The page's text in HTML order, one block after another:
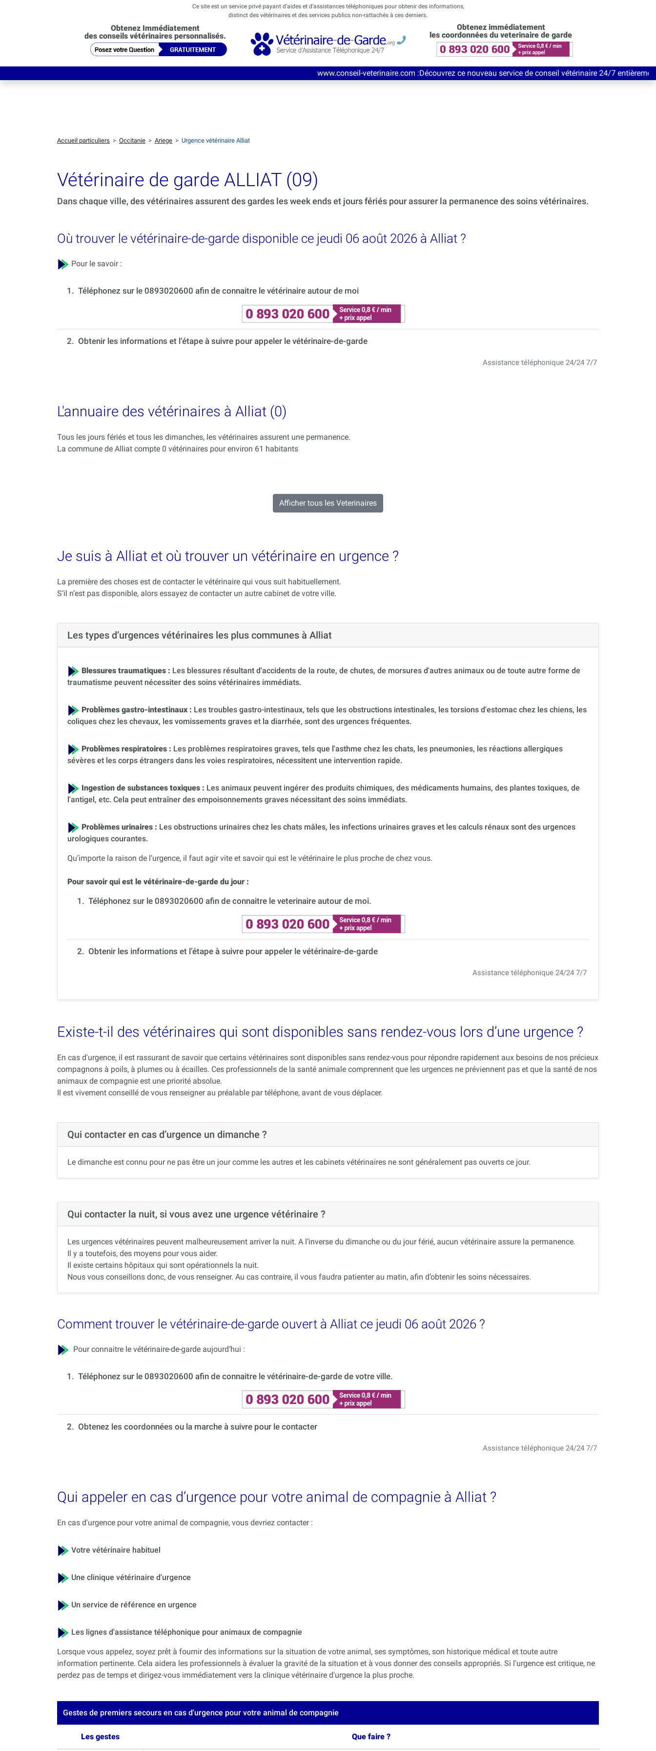
Ce site est un service privé payant d’aides et d’assistances téléphoniques pour obtenir des informations,
distinct des vétérinaires et des services publics non-rattachés à ces derniers.
Obtenez Immédiatement
des conseils vétérinaires personnalisés.
Obtenez immédiatement
les coordonnées du veterinaire de garde
www.conseil-veterinaire.com:Découvrez ce nouveau service de conseil vétérinaire 24/7 entièrement Gratuit
Accueil particuliers > Occitanie > Ariege > Urgence vétérinaire Alliat
Vétérinaire de garde ALLIAT (09)
Dans chaque ville, des vétérinaires assurent des gardes les week ends et jours fériés pour assurer la permanence des soins vétérinaires.
Où trouver le vétérinaire-de-garde disponible ce jeudi 06 août 2026 à Alliat ?
Pour le savoir :
1. Téléphonez sur le 0893020600 afin de connaitre le vétérinaire autour de moi
2. Obtenir les informations et l’étape à suivre pour appeler le vétérinaire-de-garde
Assistance téléphonique 24/24 7/7
L'annuaire des vétérinaires à Alliat (0)
Tous les jours fériés et tous les dimanches, les vétérinaires assurent une permanence.
La commune de Alliat compte 0 vétérinaires pour environ 61 habitants
Afficher tous les Veterinaires
Je suis à Alliat et où trouver un vétérinaire en urgence ?
La première des choses est de contacter le vétérinaire qui vous suit habituellement.
S’il n’est pas disponible, alors essayez de contacter un autre cabinet de votre ville.
Les types d’urgences vétérinaires les plus communes à Alliat
Blessures traumatiques : Les blessures résultant d'accidents de la route, de chutes, de morsures d'autres animaux ou de toute autre forme de
traumatisme peuvent nécessiter des soins vétérinaires immédiats.
Problèmes gastro-intestinaux : Les troubles gastro-intestinaux, tels que les obstructions intestinales, les torsions d'estomac chez les chiens, les
coliques chez les chevaux, les vomissements graves et la diarrhée, sont des urgences fréquentes.
Problèmes respiratoires : Les problèmes respiratoires graves, tels que l'asthme chez les chats, les pneumonies, les réactions allergiques
sévères et les corps étrangers dans les voies respiratoires, nécessitent une intervention rapide.
Ingestion de substances toxiques : Les animaux peuvent ingérer des produits chimiques, des médicaments humains, des plantes toxiques, de
l'antigel, etc. Cela peut entraîner des empoisonnements graves nécessitant des soins immédiats.
Problèmes urinaires : Les obstructions urinaires chez les chats mâles, les infections urinaires graves et les calculs rénaux sont des urgences
urologiques courantes.
Qu’importe la raison de l’urgence, il faut agir vite et savoir qui est le vétérinaire le plus proche de chez vous.
Pour savoir qui est le vétérinaire-de-garde du jour :
1. Téléphonez sur le 0893020600 afin de connaitre le veterinaire autour de moi.
2. Obtenir les informations et l’étape à suivre pour appeler le vétérinaire-de-garde
Assistance téléphonique 24/24 7/7
Existe-t-il des vétérinaires qui sont disponibles sans rendez-vous lors d’une urgence ?
En cas d'urgence, il est rassurant de savoir que certains vétérinaires sont disponibles sans rendez-vous pour répondre rapidement aux besoins de nos précieux
compagnons à poils, à plumes ou à écailles. Ces professionnels de la santé animale comprennent que les urgences ne préviennent pas et que la santé de nos
animaux de compagnie est une priorité absolue.
Il est vivement conseillé de vous renseigner au préalable par téléphone, avant de vous déplacer.
Qui contacter en cas d’urgence un dimanche ?
Le dimanche est connu pour ne pas être un jour comme les autres et les cabinets vétérinaires ne sont généralement pas ouverts ce jour.
Qui contacter la nuit, si vous avez une urgence vétérinaire ?
Les urgences vétérinaires peuvent malheureusement arriver la nuit. A l’inverse du dimanche ou du jour férié, aucun vétérinaire assure la permanence.
Il y a toutefois, des moyens pour vous aider.
Il existe certains hôpitaux qui sont opérationnels la nuit.
Nous vous conseillons donc, de vous renseigner. Au cas contraire, il vous faudra patienter au matin, afin d’obtenir les soins nécessaires.
Comment trouver le vétérinaire-de-garde ouvert à Alliat ce jeudi 06 août 2026 ?
Pour connaitre le vétérinaire-de-garde aujourd’hui :
1. Téléphonez sur le 0893020600 afin de connaitre le vétérinaire-de-garde de votre ville.
2. Obtenez les coordonnées ou la marche à suivre pour le contacter
Assistance téléphonique 24/24 7/7
Qui appeler en cas d’urgence pour votre animal de compagnie à Alliat ?
En cas d'urgence pour votre animal de compagnie, vous devriez contacter :
Votre vétérinaire habituel
Une clinique vétérinaire d'urgence
Un service de référence en urgence
Les lignes d'assistance téléphonique pour animaux de compagnie
Lorsque vous appelez, soyez prêt à fournir des informations sur la situation de votre animal, ses symptômes, son historique médical et toute autre
information pertinente. Cela aidera les professionnels à évaluer la gravité de la situation et à vous donner des conseils appropriés. Si l'urgence est critique, ne
perdez pas de temps et dirigez-vous immédiatement vers la clinique vétérinaire d'urgence la plus proche.
Gestes de premiers secours en cas d'urgence pour votre animal de compagnie
Les gestes Que faire ?